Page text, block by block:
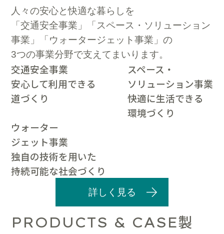
人々の安心と快適な暮らしを
「交通安全事業」「スペース・ソリューション
事業」「ウォータージェット事業」の
3つの事業分野で支えてまいります。
交通安全事業
安心して利用できる
道づくり
スペース・
ソリューション事業
快適に生活できる
環境づくり
ウォーター
ジェット事業
独自の技術を用いた
持続可能な社会づくり
詳しく見る
PRODUCTS & CASE製